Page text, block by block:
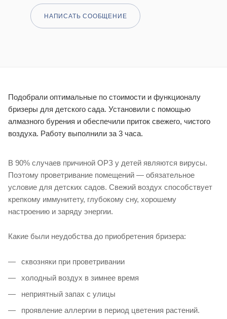
НАПИСАТЬ СООБЩЕНИЕ
Подобрали оптимальные по стоимости и функционалу
бризеры для детского сада. Установили с помощью
алмазного бурения и обеспечили приток свежего, чистого
воздуха. Работу выполнили за 3 часа.
В 90% случаев причиной ОРЗ у детей являются вирусы.
Поэтому проветривание помещений — обязательное
условие для детских садов. Свежий воздух способствует
крепкому иммунитету, глубокому сну, хорошему
настроению и заряду энергии.
Какие были неудобства до приобретения бризера:
сквозняки при проветривании
холодный воздух в зимнее время
неприятный запах с улицы
проявление аллергии в период цветения растений.